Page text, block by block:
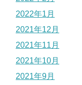
2022年1月
2021年12月
2021年11月
2021年10月
2021年9月